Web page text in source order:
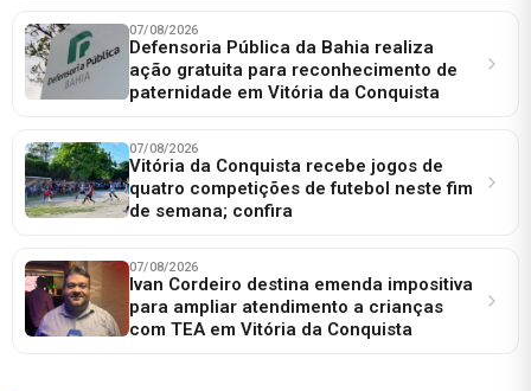
07/08/2026
Defensoria Pública da Bahia realiza
ação gratuita para reconhecimento de
paternidade em Vitória da Conquista
07/08/2026
Vitória da Conquista recebe jogos de
quatro competições de futebol neste fim
de semana; confira
07/08/2026
Ivan Cordeiro destina emenda impositiva
para ampliar atendimento a crianças
com TEA em Vitória da Conquista